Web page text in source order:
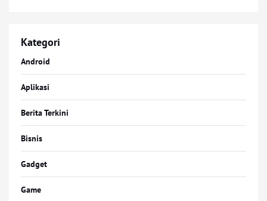
Kategori
Android
Aplikasi
Berita Terkini
Bisnis
Gadget
Game